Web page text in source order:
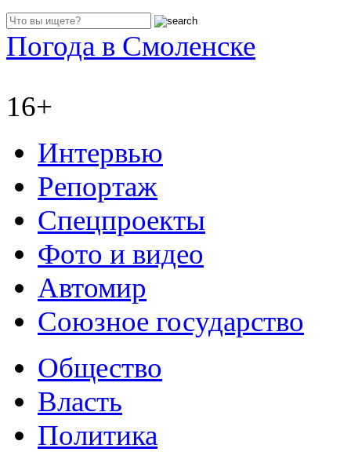
Погода в Смоленске
16+
Интервью
Репортаж
Спецпроекты
Фото и видео
Автомир
Союзное государство
Общество
Власть
Политика